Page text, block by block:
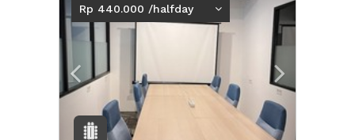
Rp 440.000 /halfday